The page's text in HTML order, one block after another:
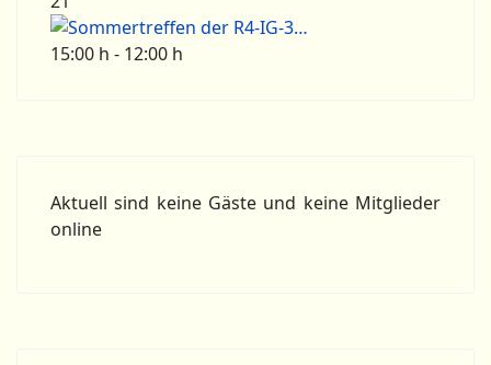
15:00 h - 12:00 h
Aktuell sind keine Gäste und keine Mitglieder
online